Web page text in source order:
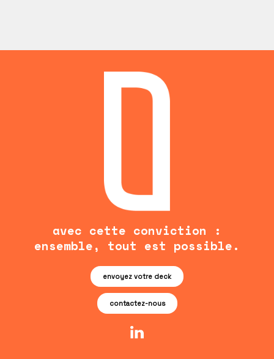
avec cette conviction :
ensemble, tout est possible.
envoyez votre deck
contactez-nous